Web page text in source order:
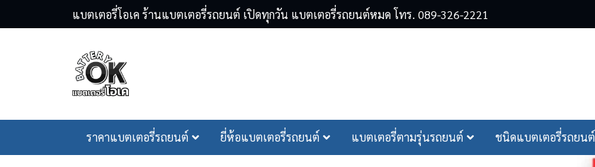
to
แบตเตอรี่โอเค ร้านแบตเตอรี่รถยนต์ เปิดทุกวัน แบตเตอรี่รถยนต์หมด โทร. 089-326-2221
ราคาแบตเตอรี่รถยนต์ ยี่ห้อแบตเตอรี่รถยนต์ แบตเตอรี่ตามรุ่นรถยนต์ ชนิดแบตเตอรี่รถยนต์
Search